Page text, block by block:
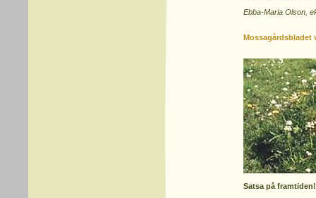
Ebba-Maria Olson,
Mossagårdsbladet
Satsa på framtiden!